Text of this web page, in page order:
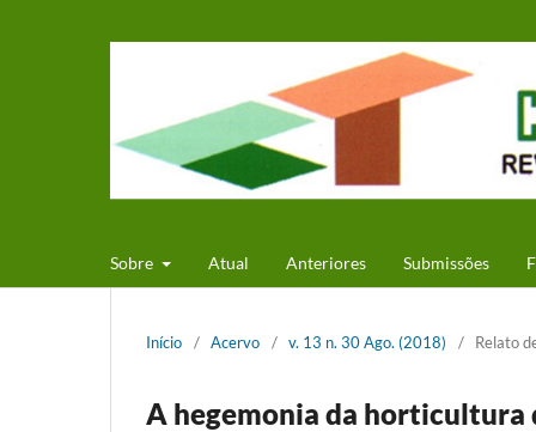
Sobre Atual Anteriores Submissões
Início / Acervo / v. 13 n. 30 Ago. (2018) / Relato
A hegemonia da horticultura